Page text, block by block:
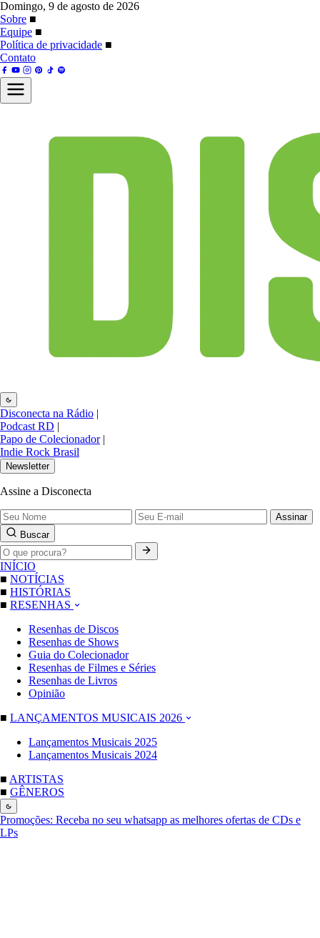
Domingo, 9 de agosto de 2026
Sobre ■
Equipe ■
Política de privacidade ■
Contato
Disconecta na Rádio |
Podcast RD |
Papo de Colecionador |
Indie Rock Brasil
Newsletter
Assine a Disconecta
Assinar
Buscar
INÍCIO
■ NOTÍCIAS
■ HISTÓRIAS
■ RESENHAS
Resenhas de Discos
Resenhas de Shows
Guia do Colecionador
Resenhas de Filmes e Séries
Resenhas de Livros
Opinião
■ LANÇAMENTOS MUSICAIS 2026
Lançamentos Musicais 2025
Lançamentos Musicais 2024
■ ARTISTAS
■ GÊNEROS
Promoções: Receba no seu whatsapp as melhores ofertas de CDs e
LPs